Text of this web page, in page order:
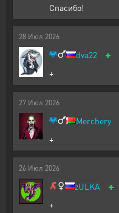
Спасибо!
28 Июл 2026
dva22 +
+
27 Июл 2026
Merchery
+
26 Июл 2026
zULKA +
+